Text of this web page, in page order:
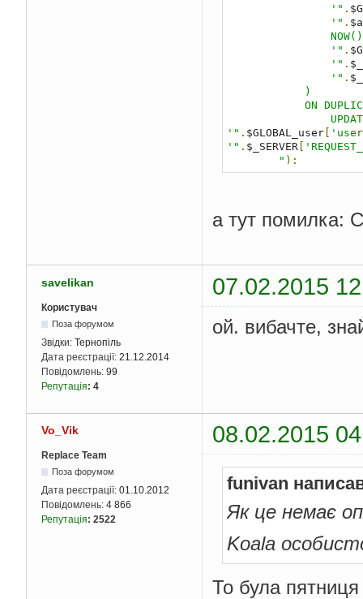
                '"
.
                '"
.
                '"
.
                '"
.
                '"
.
'" . $GLOBAL_user[
'" . $_SERVER[
        "
);
а тут помилка:
savelikan 07.02.2015
Користувач
Поза форумом
Звідки: Тернопіль
Дата реєстрації: 21.12.2014
Повідомлень: 99
Репутація: 4
ой. вибачте,
Vo_Vik 08.02.2015
Replace Team
Поза форумом
Дата реєстрації: 01.10.2012
Повідомлень: 4 866
Репутація: 2522
funivan
Як це немає
Koala
То була